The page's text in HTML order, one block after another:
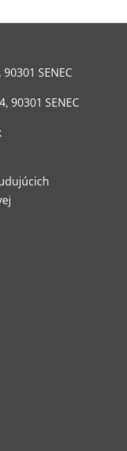
SENEC
90301 SENEC